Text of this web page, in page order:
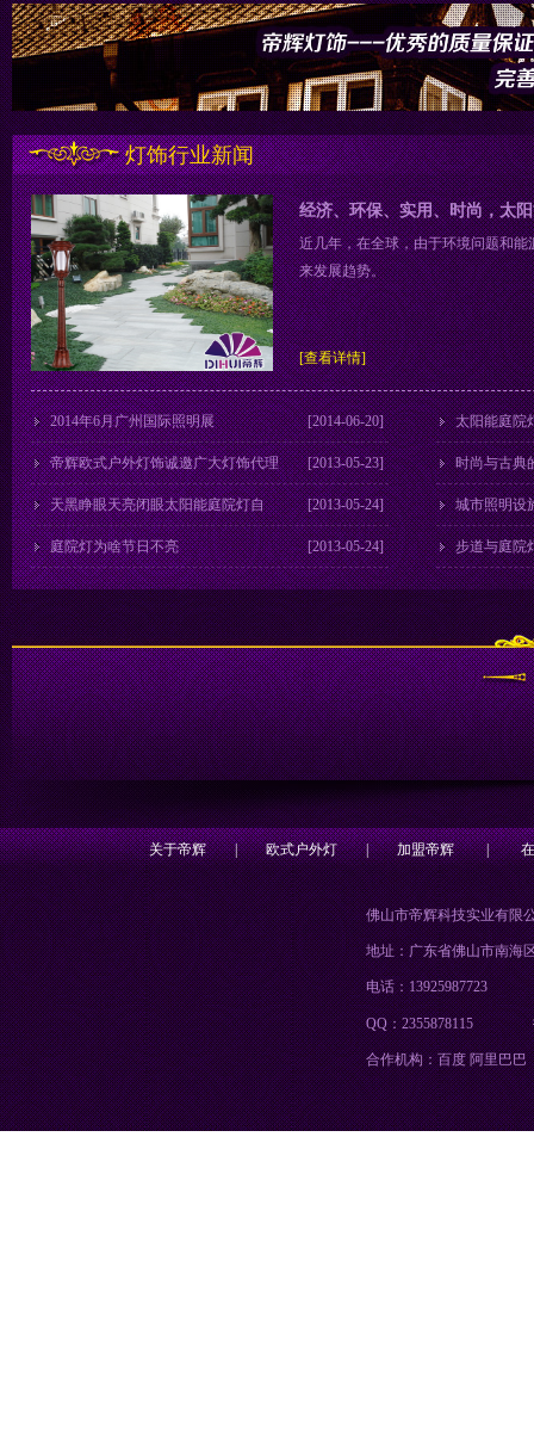
灯饰行业新闻
经济、环保、实用、时尚，太
近几年，在全球，由于环境问题和
来发展趋势。
[查看详情]
[2014-06-20]
2014年6月广州国际照明展 太阳能庭院
[2013-05-23]
帝辉欧式户外灯饰诚邀广大灯饰代理
参加6月份广州光亚灯饰展
时尚与古
[2013-05-24]
天黑睁眼天亮闭眼太阳能庭院灯自
动“眨眼睛”
城市照明设
[2013-05-24]
庭院灯为啥节日不亮 步道与庭院
关于帝辉 | 欧式户外灯 | 加盟帝辉 |
佛山市帝辉科技实业有限
地址：广东省佛山市南海
电话：13925987723
QQ：2355878115
合作机构：百度 阿里巴巴